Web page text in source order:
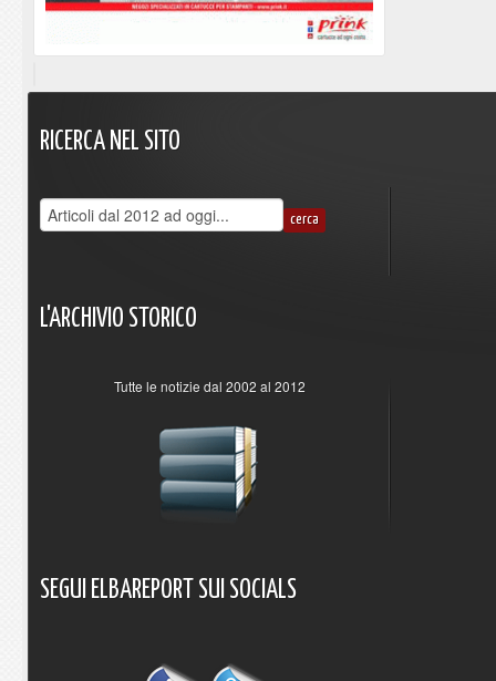
RICERCA NEL SITO
L'ARCHIVIO STORICO
Tutte le notizie dal 2002 al 2012
SEGUI ELBAREPORT SUI SOCIALS